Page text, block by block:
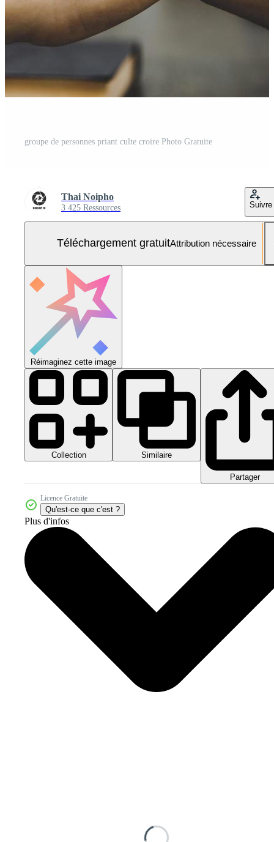
groupe de personnes priant culte croire Photo Gratuite
Thai Noipho
3 425 Ressources Suivre
Téléchargement gratuitAttribution nécessaire
Réimaginez cette image
Collection Similaire
Partager
Licence Gratuite
Qu'est-ce que c'est ?
Plus d'infos